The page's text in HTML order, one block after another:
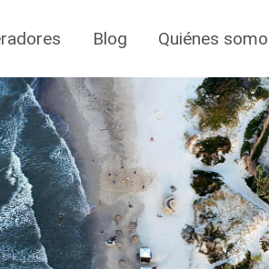
Blog Quiénes